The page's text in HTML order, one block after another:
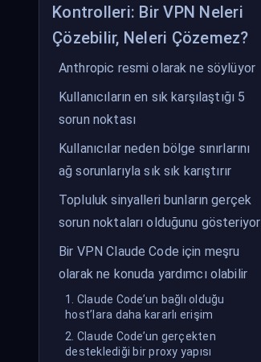
Kontrolleri: Bir VPN Neleri
Çözebilir, Neleri Çözemez?
Anthropic resmi olarak ne söylüyor
Kullanıcıların en sık karşılaştığı 5
sorun noktası
Kullanıcılar neden bölge sınırlarını
ağ sorunlarıyla sık sık karıştırır
Topluluk sinyalleri bunların gerçek
sorun noktaları olduğunu gösteriyor
Bir VPN Claude Code için meşru
olarak ne konuda yardımcı olabilir
1. Claude Code’un bağlı olduğu
host’lara daha kararlı erişim
2. Claude Code’un gerçekten
desteklediği bir proxy yapısı